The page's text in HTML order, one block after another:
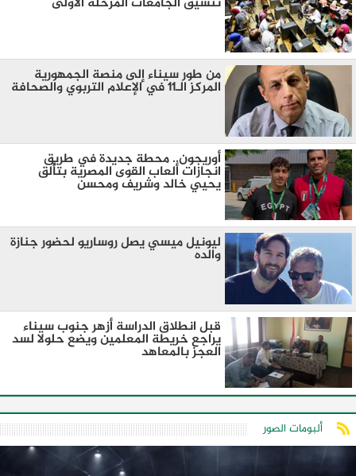
من طور سيناء إلى منصة الجمهورية
المركز الـ11 في الإعلام التربوي والصحافة
أوريجون.. محطة جديدة في طريق
انجازات ألعاب القوى المصرية بتألق
يحيي خالد وشريف ومحسن
ليونيل ميسي يصل روساريو لحضور جنازة
والده
قبل انطلاق الدراسة أزهر جنوب سيناء
يراجع خريطة المعلمين ويضع حلولا لسد
العجز بالمعاهد
ألبومات الصور